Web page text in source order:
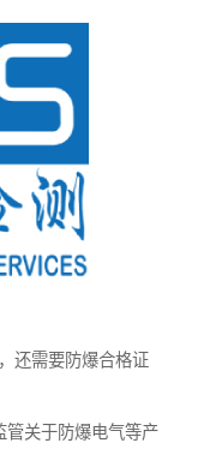
还需要防爆合格证
管关于防爆电气等产